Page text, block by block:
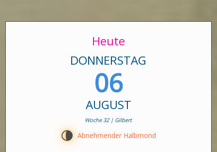
Heute
DONNERSTAG
06
AUGUST
Woche 32 | Gilbert
U Abnehmender Halbmond